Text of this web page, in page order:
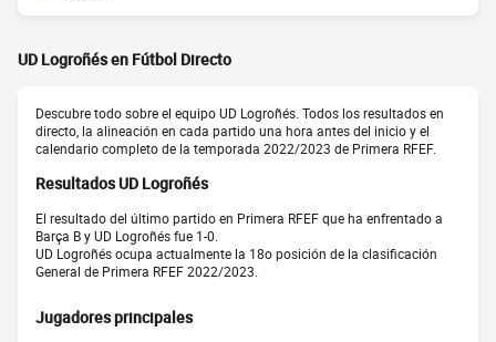
UD Logroñés en Fútbol Directo
Descubre todo sobre el equipo UD Logroñés. Todos los resultados en
directo, la alineación en cada partido una hora antes del inicio y el
calendario completo de la temporada 2022/2023 de Primera RFEF.
Resultados UD Logroñés
El resultado del último partido en Primera RFEF que ha enfrentado a
Barça B y UD Logroñés fue 1-0.
UD Logroñés ocupa actualmente la 18o posición de la clasificación
General de Primera RFEF 2022/2023.
Jugadores principales